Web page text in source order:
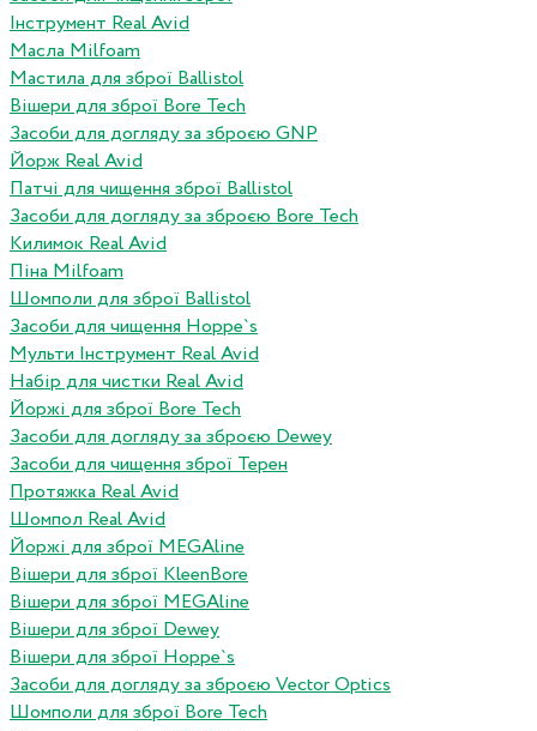
Інструмент Real Avid
Масла Milfoam
Мастила для зброї Ballistol
Вішери для зброї Bore Tech
Засоби для догляду за зброєю GNP
Йорж Real Avid
Патчі для чищення зброї Ballistol
Засоби для догляду за зброєю Bore Tech
Килимок Real Avid
Піна Milfoam
Шомполи для зброї Ballistol
Засоби для чищення Hoppe`s
Мульти Інструмент Real Avid
Набір для чистки Real Avid
Йоржі для зброї Bore Tech
Засоби для догляду за зброєю Dewey
Засоби для чищення зброї Терен
Протяжка Real Avid
Шомпол Real Avid
Йоржі для зброї MEGAline
Вішери для зброї KleenBore
Вішери для зброї MEGAline
Вішери для зброї Dewey
Вішери для зброї Hoppe`s
Засоби для догляду за зброєю Vector Optics
Шомполи для зброї Bore Tech